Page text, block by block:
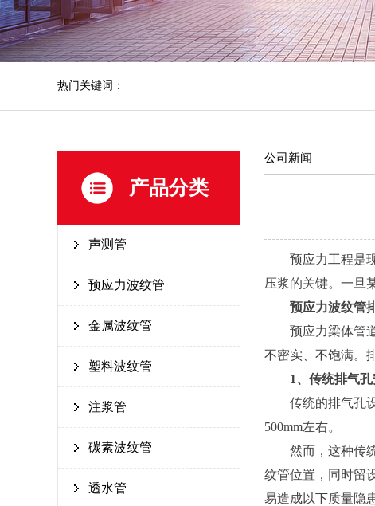
热门关键词：
产品分类
声测管
预应力波纹管
金属波纹管
塑料波纹管
注浆管
碳素波纹管
透水管
公司新闻
预应力工程是现
压浆的关键。一旦
预应力波纹管排
预应力梁体管道
不密实、不饱满。
1、传统排气孔
传统的排气孔设
500mm左右。
然而，这种传统
纹管位置，同时留
易造成以下质量隐